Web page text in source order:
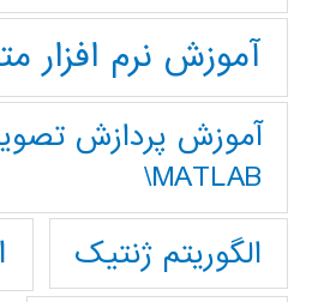
آموزش نرم افزار
آموزش پردازش
MATLAB\
الگوریتم ژنتیک